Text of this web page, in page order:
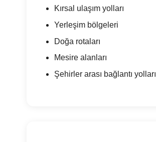
Kırsal ulaşım yolları
Yerleşim bölgeleri
Doğa rotaları
Mesire alanları
Şehirler arası bağlantı yolları